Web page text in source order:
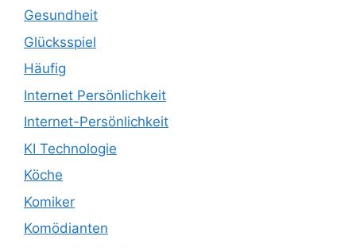
Gesundheit
Glücksspiel
Häufig
Internet Persönlichkeit
Internet-Persönlichkeit
KI Technologie
Köche
Komiker
Komödianten